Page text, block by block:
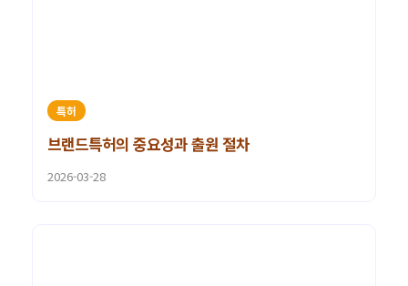
특허
브랜드특허의 중요성과 출원 절차
2026-03-28